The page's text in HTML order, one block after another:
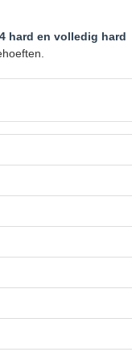
hard en volledig hard